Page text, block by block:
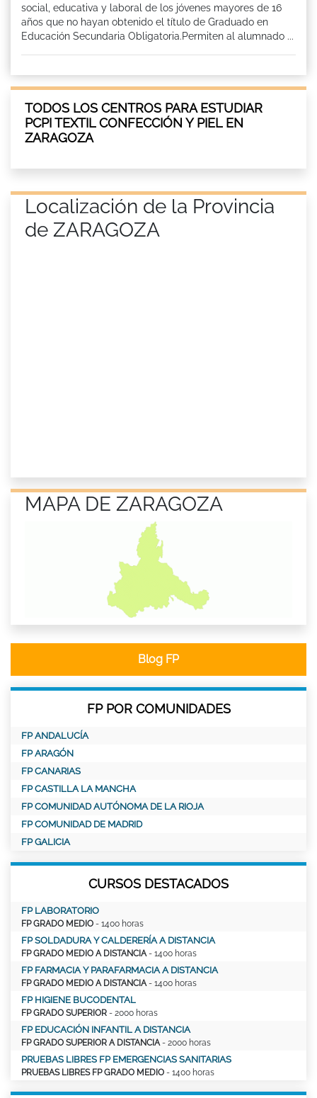
social, educativa y laboral de los jóvenes mayores de 16
años que no hayan obtenido el título de Graduado en
Educación Secundaria Obligatoria.Permiten al alumnado ...
TODOS LOS CENTROS PARA ESTUDIAR
PCPI TEXTIL CONFECCIÓN Y PIEL EN
ZARAGOZA
Localización de la Provincia
de ZARAGOZA
MAPA DE ZARAGOZA
Blog FP
FP POR COMUNIDADES
FP ANDALUCÍA
FP ARAGÓN
FP CANARIAS
FP CASTILLA LA MANCHA
FP COMUNIDAD AUTÓNOMA DE LA RIOJA
FP COMUNIDAD DE MADRID
FP GALICIA
CURSOS DESTACADOS
FP LABORATORIO
FP GRADO MEDIO - 1400 horas
FP SOLDADURA Y CALDERERÍA A DISTANCIA
FP GRADO MEDIO A DISTANCIA - 1400 horas
FP FARMACIA Y PARAFARMACIA A DISTANCIA
FP GRADO MEDIO A DISTANCIA - 1400 horas
FP HIGIENE BUCODENTAL
FP GRADO SUPERIOR - 2000 horas
FP EDUCACIÓN INFANTIL A DISTANCIA
FP GRADO SUPERIOR A DISTANCIA - 2000 horas
PRUEBAS LIBRES FP EMERGENCIAS SANITARIAS
PRUEBAS LIBRES FP GRADO MEDIO - 1400 horas